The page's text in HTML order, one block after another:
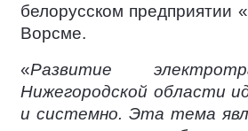
белорусском предприятии
Ворсме.
«Развитие
Нижегородской области
и системно. Эта тема